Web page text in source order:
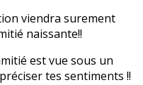
viendra surement
naissante!!
est vue sous un
tes sentiments !!